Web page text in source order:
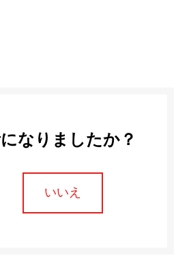
なりましたか？
いいえ